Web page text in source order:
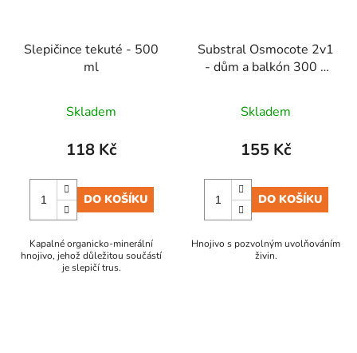
Slepičince tekuté - 500
ml
Skladem
118 Kč
DO KOŠÍKU
Kapalné organicko-minerální
hnojivo, jehož důležitou součástí
je slepičí trus.
Substral Osmocote 2v1
- dům a balkón 300 g
Skladem
155 Kč
DO KOŠÍKU
Hnojivo s pozvolným uvolňováním
živin.